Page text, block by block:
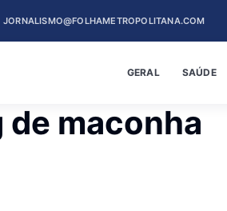
JORNALISMO@FOLHAMETROPOLITANA.COM
GERAL SAÚDE
maconha